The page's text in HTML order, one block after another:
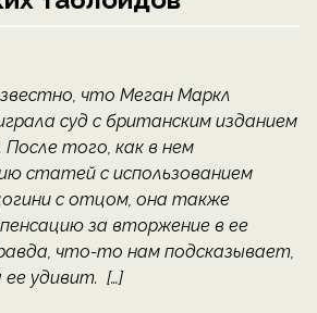
что Меган Маркл
суд с британским изданием
После того, как в нем
статей с использованием
с отцом, она также
за вторжение в ее
что-то нам подсказывает,
удивит. […]